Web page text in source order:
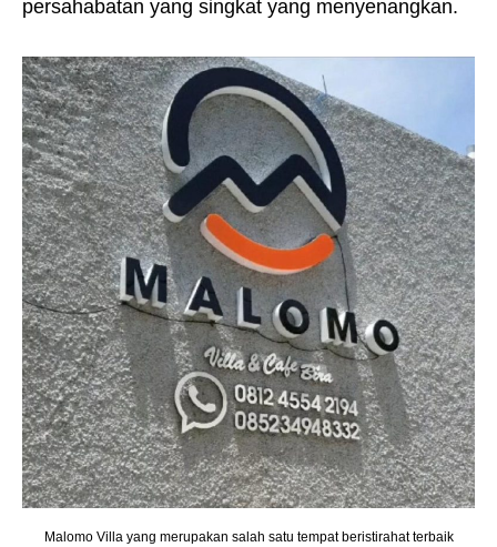
persahabatan yang singkat yang menyenangkan.
Malomo Villa yang merupakan salah satu tempat beristirahat terbaik